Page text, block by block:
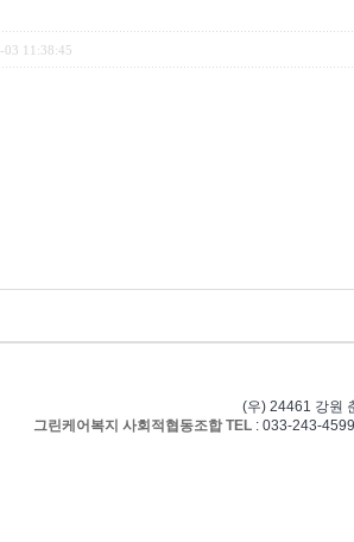
03 11:38:45
(우) 24461 강원
그린케어복지 사회적협동조합 TEL : 033-243-